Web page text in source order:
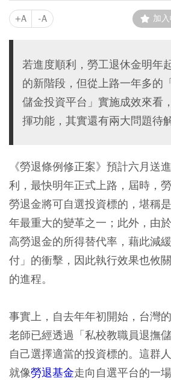
+A -A 加
若進度順利，勞工退休金明年
的新階段，但從上路一年多的
儲金投資平台」實施成效來看
揮功能，其實還有兩大問題待解
《勞退條例修正案》預計六月送
利，最快明年正式上路，屆時，
勞退金將可自選投資標的，堪稱
年最重大的變革之一；此外，由
高勞退金的所得替代率，藉此減
付」的衝擊，因此執行效果也攸
的進程。
事實上，自去年年初開始，台灣
老師已經透過「私校教職員退撫
自己選擇適當的投資標的。這群
就像勞退基金走向自選平台的一